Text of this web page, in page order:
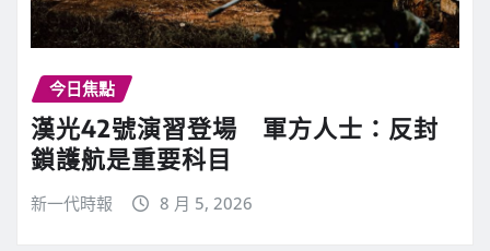
今日焦點
漢光42號演習登場 軍方人士：反封
鎖護航是重要科目
新一代時報 8 月 5, 2026